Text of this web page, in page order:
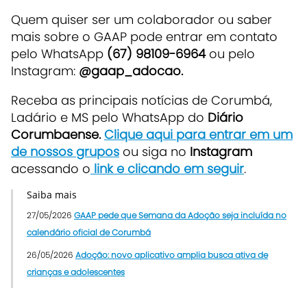
Quem quiser ser um colaborador ou saber
mais sobre o GAAP pode entrar em contato
pelo WhatsApp (67) 98109-6964ou pelo
Instagram: @gaap_adocao.
Receba as principais notícias de Corumbá,
Ladário e MS pelo WhatsApp do Diário
Corumbaense.Clique aqui para entrar em um
de nossos grupos ou siga no Instagram
acessando o link e clicando em seguir.
Saiba mais
27/05/2026 GAAP pede que Semana da Adoção seja incluída no
calendário oficial de Corumbá
26/05/2026 Adoção: novo aplicativo amplia busca ativa de
crianças e adolescentes